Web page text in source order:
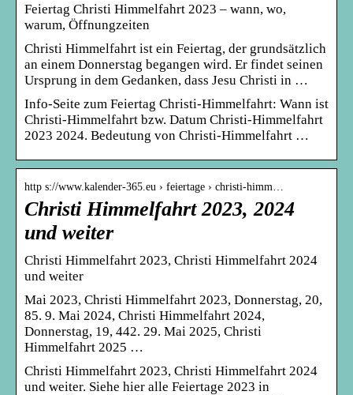
Feiertag Christi Himmelfahrt 2023 – wann, wo,
warum, Öffnungzeiten
Christi Himmelfahrt ist ein Feiertag, der grundsätzlich
an einem Donnerstag begangen wird. Er findet seinen
Ursprung in dem Gedanken, dass Jesu Christi in …
Info-Seite zum Feiertag Christi-Himmelfahrt: Wann ist
Christi-Himmelfahrt bzw. Datum Christi-Himmelfahrt
2023 2024. Bedeutung von Christi-Himmelfahrt …
http s://www.kalender-365.eu › feiertage › christi-himm…
Christi Himmelfahrt 2023, 2024
und weiter
Christi Himmelfahrt 2023, Christi Himmelfahrt 2024
und weiter
Mai 2023, Christi Himmelfahrt 2023, Donnerstag, 20,
85. 9. Mai 2024, Christi Himmelfahrt 2024,
Donnerstag, 19, 442. 29. Mai 2025, Christi
Himmelfahrt 2025 …
Christi Himmelfahrt 2023, Christi Himmelfahrt 2024
und weiter. Siehe hier alle Feiertage 2023 in